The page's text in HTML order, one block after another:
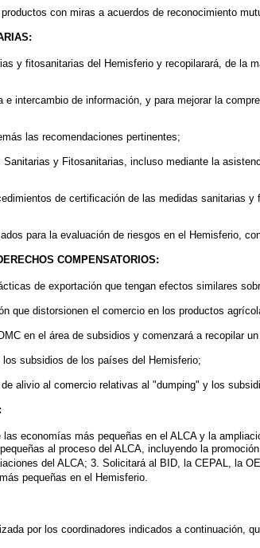
con miras a acuerdos de reconocimiento
y fitosanitarias del Hemisferio y recopilarará, de la
intercambio de información, y para mejorar la
las recomendaciones pertinentes;
y Fitosanitarias, incluso mediante la
de certificación de las medidas sanitarias
para la evaluación de riesgos en el Hemisferio,
COMPENSATORIOS:
de exportación que tengan efectos similares
que distorsionen el comercio en los productos
en el área de subsidios y comenzará a recopilar
subsidios de los países del Hemisferio;
alivio al comercio relativas al "dumping" y los
economías más pequeñas en el ALCA y la
al proceso del ALCA, incluyendo la
del ALCA; 3. Solicitará al BID, la CEPAL, la
pequeñas en el Hemisferio.
por los coordinadores indicados a continuación,